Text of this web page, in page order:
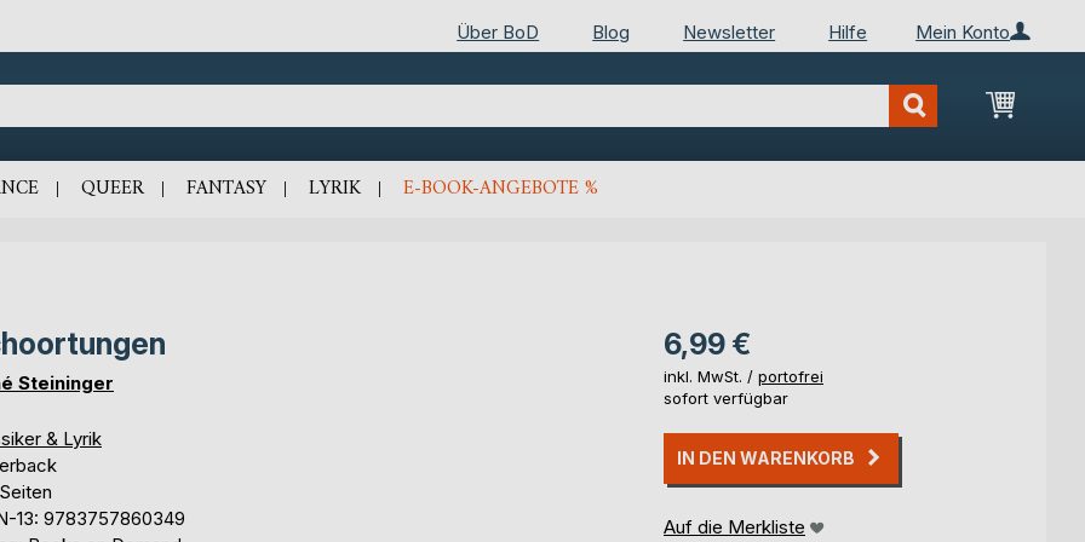
Mein Konto
Über BoD Blog Newsletter Hilfe
Mein
QUEER FANTASY LYRIK E-BOOK-ANGEBOTE %
Steininger
& Lyrik
13: 9783757860349
6,99 €
inkl. MwSt. / portofrei
sofort verfügbar
IN DEN WARENKORB
Auf die Merkliste